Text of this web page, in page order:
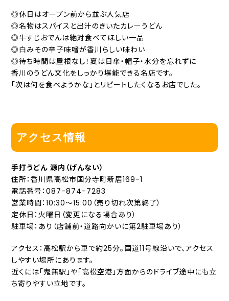
◎休日はオープン前から並ぶ人気店
◎名物はスパイスと出汁のきいたカレーうどん
◎牛すじおでんは絶対食べてほしい一品
◎白みその辛子味噌が香川らしい味わい
◎待ち時間は屋根なし！夏は日傘・帽子・水分を忘れずに
香川のうどん文化をしっかり堪能できる名店です。
「次は何を食べようかな」とリピートしたくなるお店でした。
アクセス情報
手打うどん 源内（げんない）
住所：香川県高松市国分寺町新居169-1
電話番号：087-874-7283
営業時間：10:30〜15:00（売り切れ次第終了）
定休日：火曜日（変更になる場合あり）
駐車場：あり（店舗前・道路向かいに第2駐車場あり）
アクセス：高松駅から車で約25分。国道11号線沿いで、アクセス
しやすい場所にあります。
近くには「鬼無駅」や「高松空港」方面からのドライブ途中にも立
ち寄りやすい立地です。